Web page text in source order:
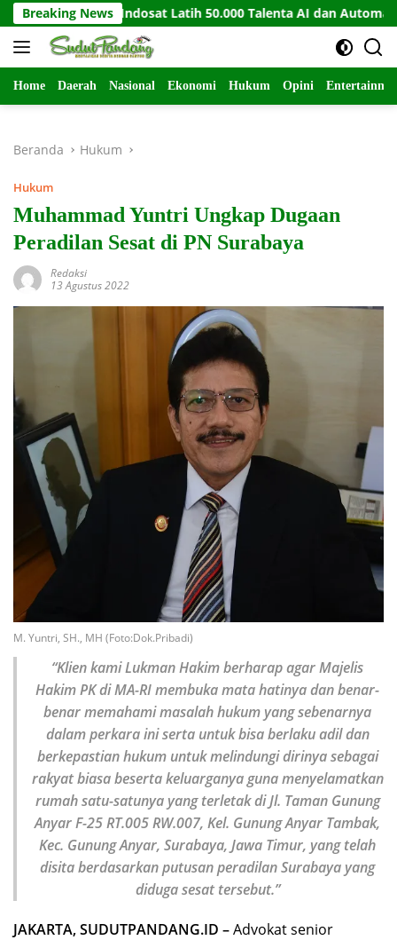
Langsung
ke
konten
Breaking News
UiPath dan Indosat Latih 50.000 Talenta AI dan Automation
Home Daerah Nasional Ekonomi Hukum Opini
Beranda Hukum
Hukum
Muhammad Yuntri Ungkap Dugaan
Peradilan Sesat di PN Surabaya
Redaksi
13 Agustus 2022
M. Yuntri, SH., MH (Foto:Dok.Pribadi)
“Klien kamiLukman Hakim berharap agarMajelis
Hakim PK di MA-RI membuka mata hatinya dan benar-
benar memahami masalah hukum yang sebenarnya
dalam perkara ini serta untuk bisa berlaku adil dan
berkepastian hukum untuk melindungi dirinya sebagai
rakyat biasa beserta keluarganya guna menyelamatkan
rumah satu-satunya yang terletak di Jl. Taman Gunung
Anyar F-25 RT.005 RW.007, Kel. GunungAnyar Tambak,
Kec. Gunung Anyar, Surabaya, Jawa Timur, yang telah
disita berdasarkan putusan peradilan Surabaya yang
diduga sesat tersebut.”
JAKARTA, SUDUTPANDANG.ID –Advokat senior